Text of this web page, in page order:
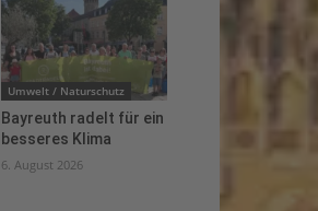
Umwelt / Naturschutz
Bayreuth radelt für ein
besseres Klima
6. August 2026